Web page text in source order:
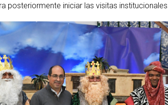
posteriormente iniciar las visitas